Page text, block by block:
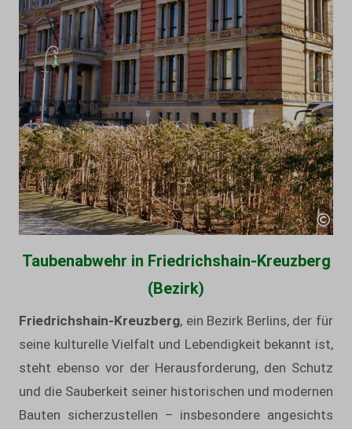
Taubenabwehr in Friedrichshain-Kreuzberg
(Bezirk)
Friedrichshain-Kreuzberg, ein Bezirk Berlins, der für
seine kulturelle Vielfalt und Lebendigkeit bekannt ist,
steht ebenso vor der Herausforderung, den Schutz
und die Sauberkeit seiner historischen und modernen
Bauten sicherzustellen – insbesondere angesichts